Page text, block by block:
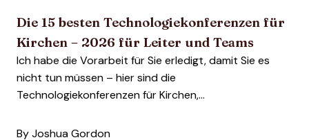
Die 15 besten Technologiekonferenzen für
Kirchen – 2026 für Leiter und Teams
Ich habe die Vorarbeit für Sie erledigt, damit Sie es
nicht tun müssen – hier sind die
Technologiekonferenzen für Kirchen,...
By Joshua Gordon